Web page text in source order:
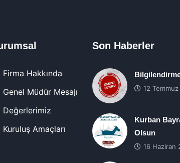
Firma Hakkında
Genel Müdür Mesajı
Değerlerimiz
Kuruluş Amaçları
Son Haberler
12
Kurban
Olsun
16 Haziran